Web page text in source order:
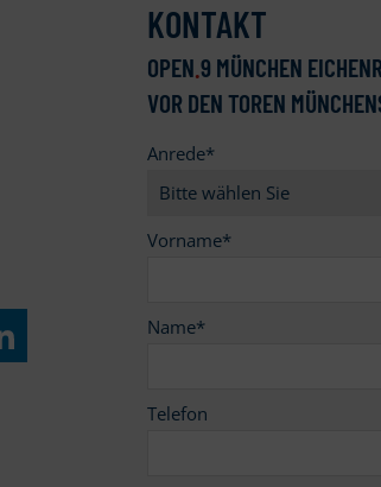
KONTAKT
OPEN.9 MÜNCHEN
VOR DEN TOREN
Anrede*
Vorname*
Name*
Telefon